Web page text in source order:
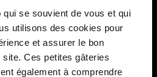
se souvient de vous et qui
utilisons des cookies pour
et assurer le bon
Ces petites gâteries
également à comprendre